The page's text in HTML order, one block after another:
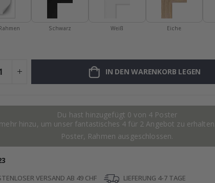
Schwarz Weiß Eiche
IN DEN WARENKORB LEGEN
Du hast hinzugefügt 0 von 4 Poster
hinzu, um unser fantastisches 4 für 2 Angebot zu
Poster, Rahmen ausgeschlossen.
VERSAND AB 49 CHF
LIEFERUNG 4-7 TAGE